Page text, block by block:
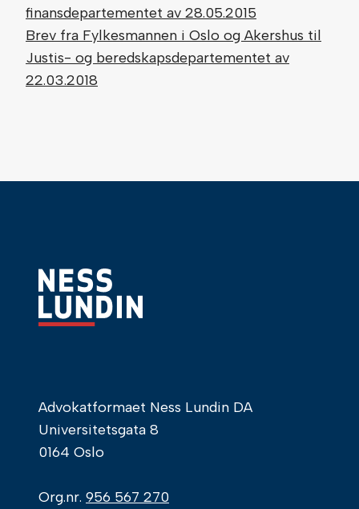
finansdepartementet av 28.05.2015
Brev fra Fylkesmannen i Oslo og Akershus til
Justis- og beredskapsdepartementet av
22.03.2018
Advokatformaet Ness Lundin DA
Universitetsgata 8
0164 Oslo
Org.nr. 956 567 270